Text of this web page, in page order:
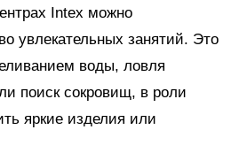
Intex можно
увлекательных занятий. Это
воды, ловля
поиск сокровищ, в роли
яркие изделия или